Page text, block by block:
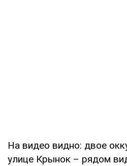
На видео видно: двое
улице Крынок – рядом